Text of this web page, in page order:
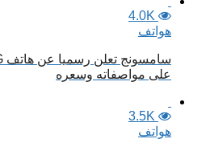
4.0K
هواتف
على مواصفاته وسعره
3.5K
هواتف